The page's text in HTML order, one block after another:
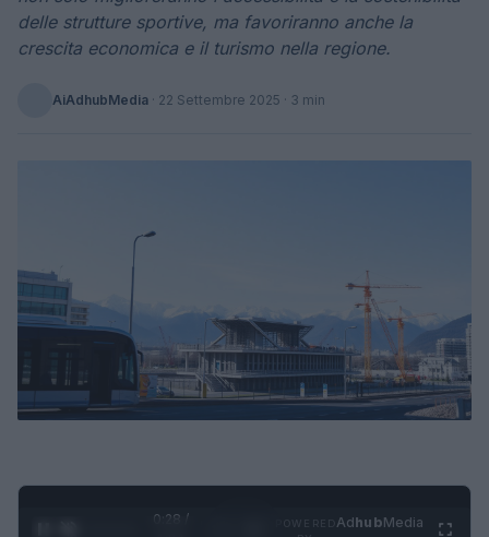
delle strutture sportive, ma favoriranno anche la
crescita economica e il turismo nella regione.
AiAdhubMedia · 22 Settembre 2025 · 3 min
0:28 /
AdhubMedia